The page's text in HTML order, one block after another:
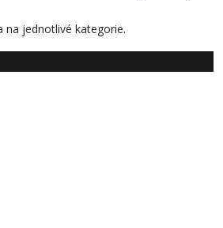
na jednotlivé kategorie.